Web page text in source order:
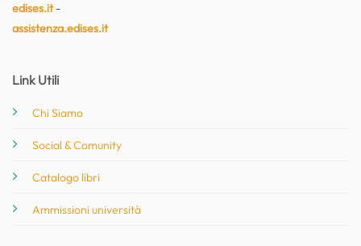
edises.it-
assistenza.edises.it
Link Utili
Chi Siamo
Social & Comunity
Catalogo libri
Ammissioni università